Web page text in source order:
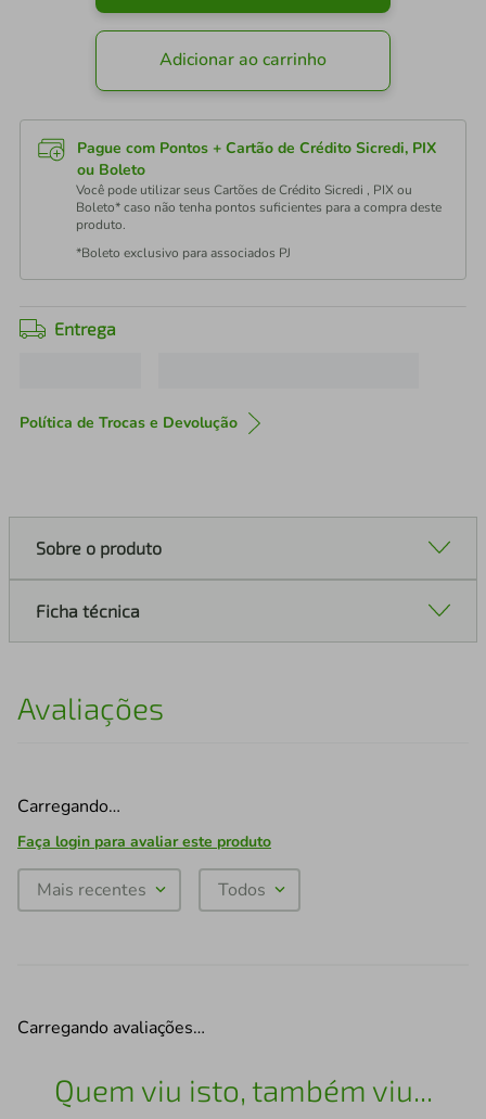
Adicionar ao carrinho
Pague com Pontos + Cartão de Crédito Sicredi, PIX
ou Boleto
Você pode utilizar seus Cartões de Crédito Sicredi , PIX ou
Boleto* caso não tenha pontos suficientes para a compra deste
produto.
*Boleto exclusivo para associados PJ
Entrega
Política de Trocas e Devolução
Sobre o produto
Ficha técnica
Avaliações
Carregando…
Faça login para avaliar este produto
Mais recentes Todos
Carregando avaliações…
Quem viu isto, também viu...